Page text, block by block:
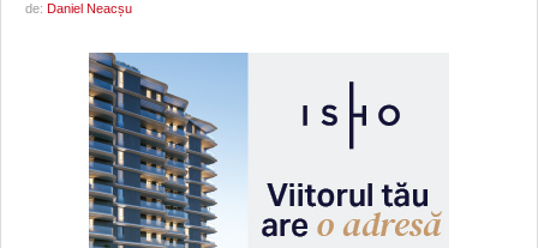
de: Daniel Neacșu